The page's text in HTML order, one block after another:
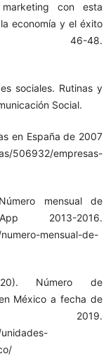
con esta
economía y el éxito
46-48.
sociales. Rutinas y
Social.
en España de 2007
506932/empresas-
mensual de
2013-2016.
mensual-de-
Número de
México a fecha de